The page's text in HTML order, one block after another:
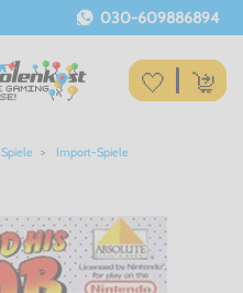
030-609886894
Spiele Import-Spiele